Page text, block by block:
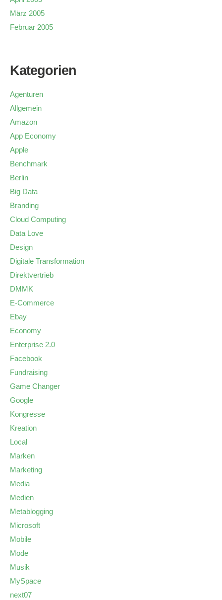
März 2005
Februar 2005
Kategorien
Agenturen
Allgemein
Amazon
App Economy
Apple
Benchmark
Berlin
Big Data
Branding
Cloud Computing
Data Love
Design
Digitale Transformation
Direktvertrieb
DMMK
E-Commerce
Ebay
Economy
Enterprise 2.0
Facebook
Fundraising
Game Changer
Google
Kongresse
Kreation
Local
Marken
Marketing
Media
Medien
Metablogging
Microsoft
Mobile
Mode
Musik
MySpace
next07